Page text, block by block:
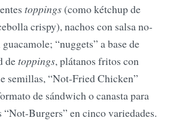
toppings(como kétchup de
crispy), nachos con salsa no-
“nuggets” a base de
detoppings, plátanos fritos con
semillas, “Not-Fried Chicken”
de sándwich o canasta para
“Not-Burgers” en cinco variedades.